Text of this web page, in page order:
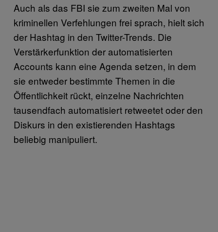
Auch als das FBI sie zum zweiten Mal von
kriminellen Verfehlungen frei sprach, hielt sich
der Hashtag in den Twitter-Trends. Die
Verstärkerfunktion der automatisierten
Accounts kann eine Agenda setzen, in dem
sie entweder bestimmte Themen in die
Öffentlichkeit rückt, einzelne Nachrichten
tausendfach automatisiert retweetet oder den
Diskurs in den existierenden Hashtags
beliebig manipuliert.